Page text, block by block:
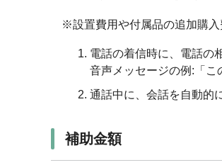
※設置費用や付属品の追加購
電話の着信時に、電話の
音声メッセージの例:「こ
通話中に、会話を自動的
補助金額